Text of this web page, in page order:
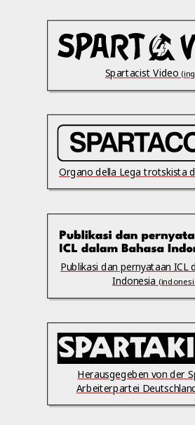
Spartacist Video
Organo della Lega trotskista
Publikasi dan pernyataan ICL
Indonesia
Herausgegeben von der
Arbeiterpartei